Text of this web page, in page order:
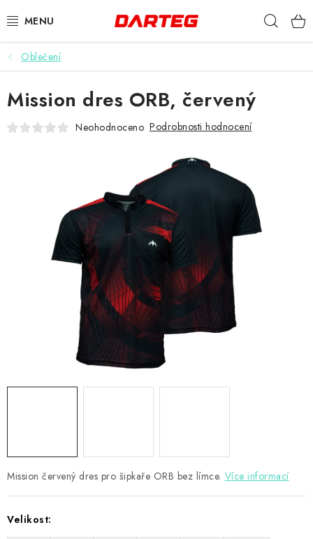
na
ŠIPKY
TERČE
DOPLŇKY K TERČI
PŘÍSLUŠENSTVÍ
SLEVY
POUZDRA
Kontakty Hodnocení obchodu
Oblečení
Mission červený dres pro šipkaře ORB bez límce. Více informací
Velikost:
Mission dres ORB, červený
Neohodnoceno Podrobnosti hodnocení